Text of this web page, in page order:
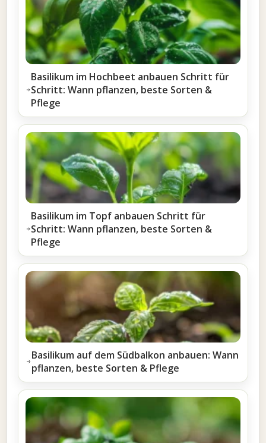
Basilikum im Hochbeet anbauen Schritt für
Schritt: Wann pflanzen, beste Sorten &
Pflege
Basilikum im Topf anbauen Schritt für
Schritt: Wann pflanzen, beste Sorten &
Pflege
Basilikum auf dem Südbalkon anbauen: Wann
pflanzen, beste Sorten & Pflege